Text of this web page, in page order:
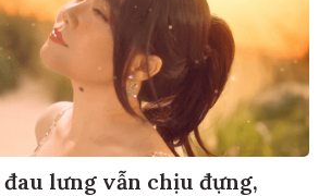
lưng vẫn chịu đựng,